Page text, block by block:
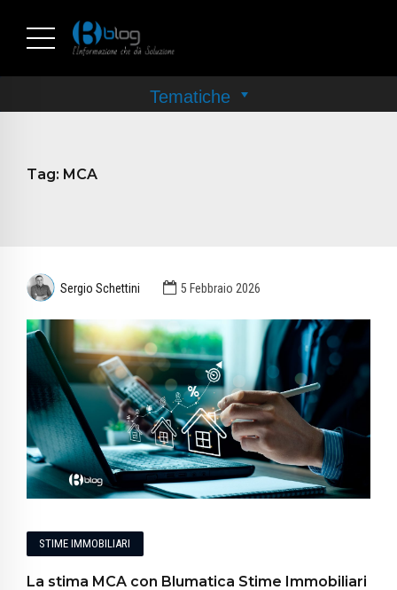
Tag: MCA
Sergio Schettini 5 Febbraio 2026
STIME IMMOBILIARI
La stima MCA con Blumatica Stime Immobiliari